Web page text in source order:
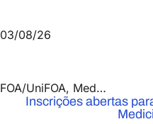
03/08/26
FOA/UniFOA, Medicina
Inscrições abertas